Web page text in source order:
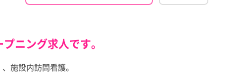
ニング求人です。
施設内訪問看護。